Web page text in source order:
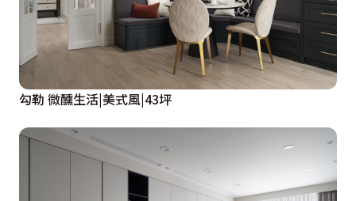
勾勒 微醺生活|美式風|43坪